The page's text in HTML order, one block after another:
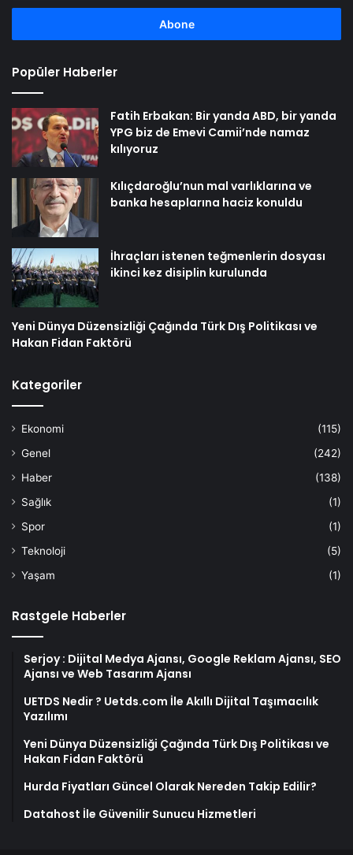
adresinizi
Popüler Haberler
Fatih Erbakan: Bir yanda ABD, bir yanda
YPG biz de Emevi Camii’nde namaz
kılıyoruz
Kılıçdaroğlu’nun mal varlıklarına ve
banka hesaplarına haciz konuldu
İhraçları istenen teğmenlerin dosyası
ikinci kez disiplin kurulunda
Yeni Dünya Düzensizliği Çağında Türk Dış Politikası ve
Hakan Fidan Faktörü
Kategoriler
Ekonomi
(115)
Genel
(242)
Haber
(138)
Sağlık
(1)
Spor
(1)
Teknoloji
(5)
Yaşam
(1)
Rastgele Haberler
Serjoy : Dijital Medya Ajansı, Google Reklam Ajansı, SEO
Ajansı ve Web Tasarım Ajansı
UETDS Nedir ? Uetds.com İle Akıllı Dijital Taşımacılık
Yazılımı
Yeni Dünya Düzensizliği Çağında Türk Dış Politikası ve
Hakan Fidan Faktörü
Hurda Fiyatları Güncel Olarak Nereden Takip Edilir?
Datahost İle Güvenilir Sunucu Hizmetleri